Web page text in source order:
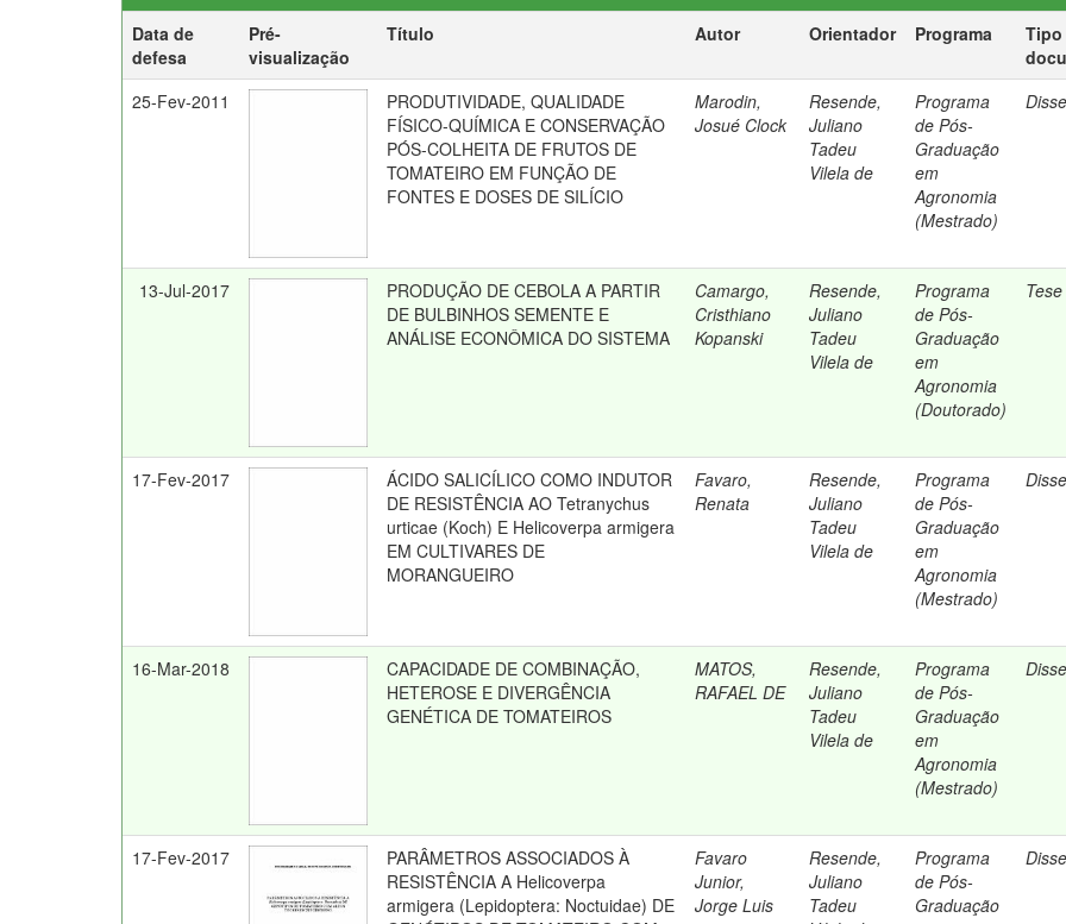
Data de
defesa
Pré-
visualização
Título Autor Orientador Programa
Tipo
25-Fev-2011
PRODUTIVIDADE, QUALIDADE
FÍSICO-QUÍMICA E CONSERVAÇÃO
PÓS-COLHEITA DE FRUTOS DE
TOMATEIRO EM FUNÇÃO DE
FONTES E DOSES DE SILÍCIO
Marodin,
Josué Clock
Resende,
Juliano
Tadeu
Vilela de
Programa
de Pós-
Graduação
em
Agronomia
(Mestrado)
13-Jul-2017
PRODUÇÃO DE CEBOLA A PARTIR
DE BULBINHOS SEMENTE E
ANÁLISE ECONÔMICA DO SISTEMA
Camargo,
Cristhiano
Kopanski
Resende,
Juliano
Tadeu
Vilela de
Programa
de Pós-
Graduação
em
Agronomia
(Doutorado)
Tese
17-Fev-2017
ÁCIDO SALICÍLICO COMO INDUTOR
DE RESISTÊNCIA AO Tetranychus
urticae (Koch) E Helicoverpa armigera
EM CULTIVARES DE
MORANGUEIRO
Favaro,
Renata
Resende,
Juliano
Tadeu
Vilela de
Programa
de Pós-
Graduação
em
Agronomia
(Mestrado)
16-Mar-2018
CAPACIDADE DE COMBINAÇÃO,
HETEROSE E DIVERGÊNCIA
GENÉTICA DE TOMATEIROS
MATOS,
RAFAEL DE
Resende,
Juliano
Tadeu
Vilela de
Programa
de Pós-
Graduação
em
Agronomia
(Mestrado)
17-Fev-2017
PARÂMETROS ASSOCIADOS À
RESISTÊNCIA A Helicoverpa
armigera (Lepidoptera: Noctuidae) DE
Favaro
Junior,
Jorge Luis
Resende,
Juliano
Tadeu
Programa
de Pós-
Graduação